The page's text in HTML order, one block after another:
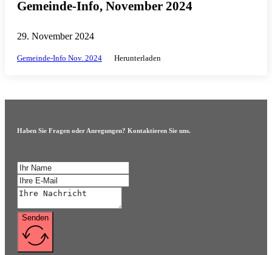
Gemeinde-Info, November 2024
29. November 2024
Gemeinde-Info Nov. 2024 Herunterladen
Haben Sie Fragen oder Anregungen? Kontaktieren Sie uns.
Senden